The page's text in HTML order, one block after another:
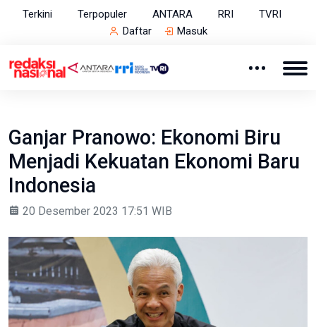
Terkini Terpopuler ANTARA RRI
TVRI
Daftar
Masuk
Ganjar Pranowo: Ekonomi Biru
Menjadi Kekuatan Ekonomi Baru
Indonesia
20 Desember 2023 17:51 WIB